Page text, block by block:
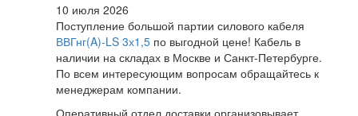
10 июля 2026
Поступление большой партии силового кабеля
ВВГнг(A)-LS 3х1,5 по выгодной цене! Кабель в
наличии на складах в Москве и Санкт-Петербурге.
По всем интересующим вопросам обращайтесь к
менеджерам компании.
Оперативный отдел доставки организовывает